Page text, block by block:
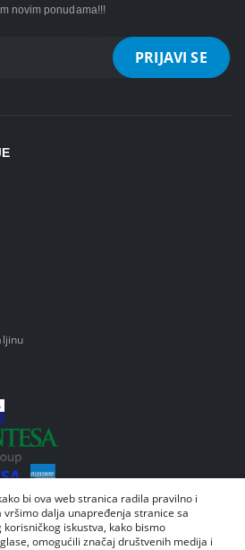
novim ponudama!!!
bi ova web stranica radila pravilno i
vršimo dalja unapređenja stranice sa
iskustva, kako bismo
omogućili značaj društvenih medija i